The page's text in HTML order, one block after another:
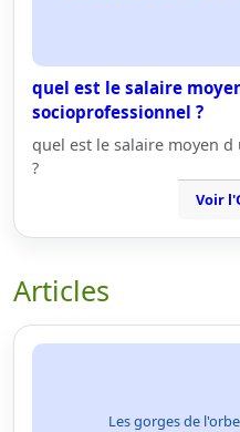
quel est le salaire
socioprofessionnel ?
quel est le salaire moyen
?
Voir
Articles
Les gorges de